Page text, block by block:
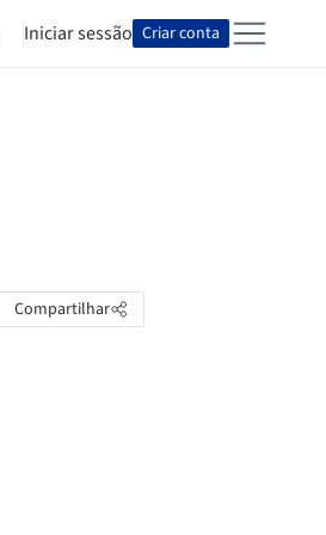
Iniciar sessão Criar conta
Compartilhar